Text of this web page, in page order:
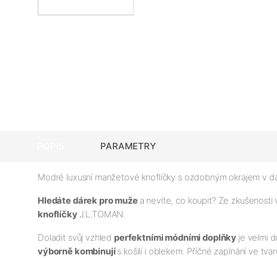
PARAMETRY
Modré luxusní manžetové knoflíčky s ozdobným okrajem v
Hledáte dárek pro muže a nevíte, co koupit? Ze
knoflíčky J.L.TOMAN.
Doladit svůj vzhled perfektními módními doplňky je velmi
výborně kombinujís košilí i oblekem. Příčné zapínání ve